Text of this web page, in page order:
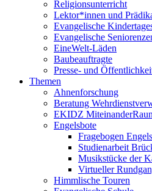
Religionsunterricht
Lektor*innen und
Evangelische
Evangelische
EineWelt-Läden
Baubeauftragte
Presse- und
Themen
Ahnenforschung
Beratung
EKIDZ
Engelsbote
Fragebogen
Studienarbeit
Musikstücke der
Virtueller
Himmlische Touren